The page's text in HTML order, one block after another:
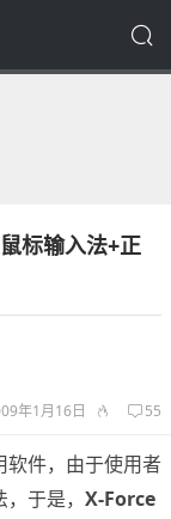
标输入法+正
年1月16日 55
软件，由于使用者
于是， X-Force